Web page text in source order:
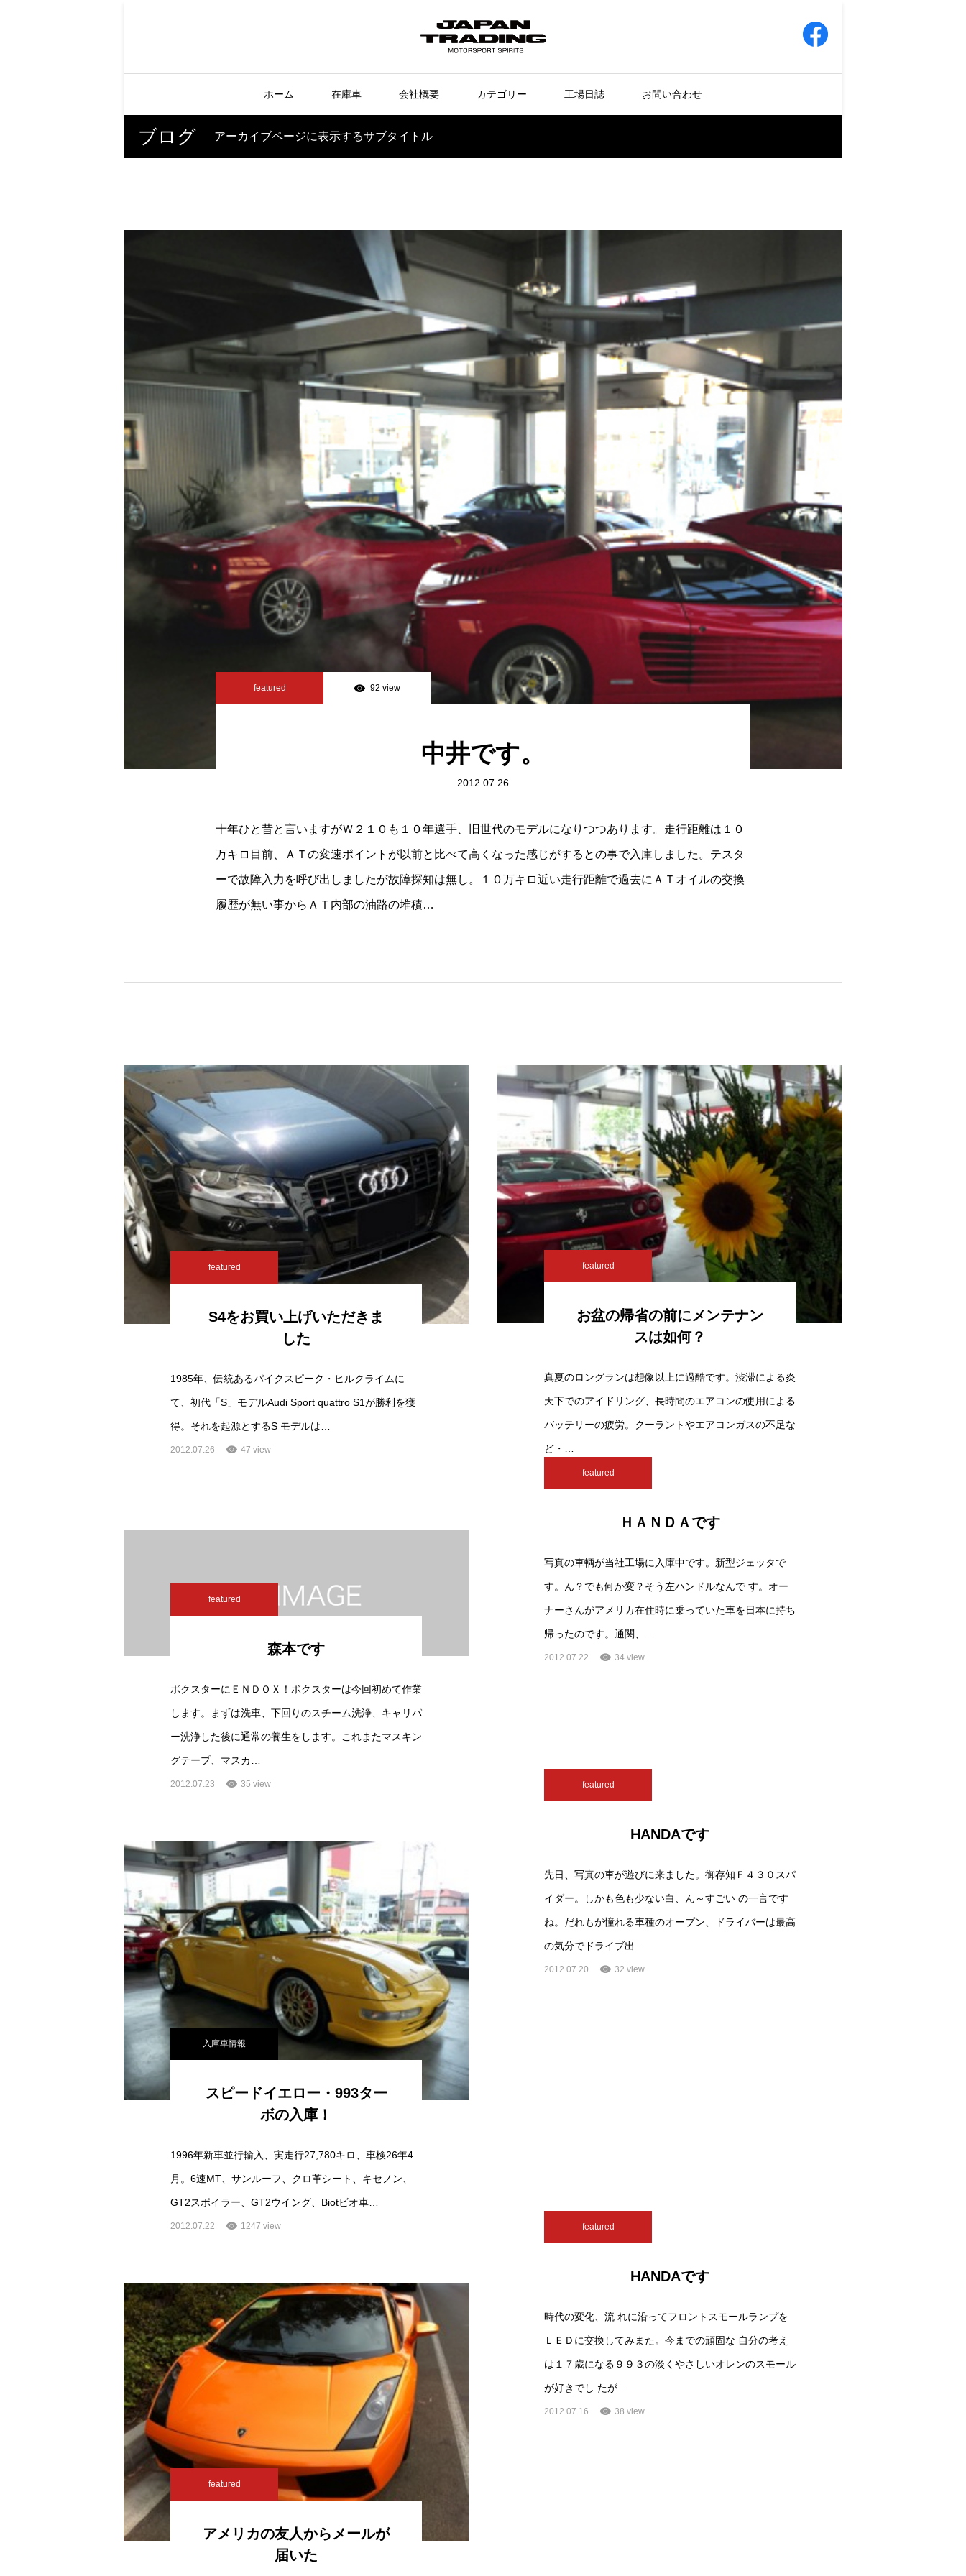
ホーム 在庫車 会社概要 カテゴリー 工場日誌 お問い合わせ
ブログ アーカイブページに表示するサブタイトル
featured 92 view
中井です。
2012.07.26
十年ひと昔と言いますがＷ２１０も１０年選手、旧世代のモデルになりつつあります。走行距離は１０
万キロ目前、ＡＴの変速ポイントが以前と比べて高くなった感じがするとの事で入庫しました。テスタ
ーで故障入力を呼び出しましたが故障探知は無し。１０万キロ近い走行距離で過去にＡＴオイルの交換
履歴が無い事からＡＴ内部の油路の堆積…
featured
S4をお買い上げいただきま
した
1985年、伝統あるパイクスピーク・ヒルクライムに
て、初代「S」モデルAudi Sport quattro S1が勝利を獲
得。それを起源とするS モデルは…
2012.07.26 47 view
featured
お盆の帰省の前にメンテナン
スは如何？
真夏のロングランは想像以上に過酷です。渋滞による炎
天下でのアイドリング、長時間のエアコンの使用による
バッテリーの疲労。クーラントやエアコンガスの不足な
ど・…
2012.07.25
featured
森本です
ボクスターにＥＮＤＯＸ！ボクスターは今回初めて作業
します。まずは洗車、下回りのスチーム洗浄、キャリパ
ー洗浄した後に通常の養生をします。これまたマスキン
グテープ、マスカ…
2012.07.23 35 view
featured
ＨＡＮＤＡです
写真の車輌が当社工場に入庫中です。新型ジェッタで
す。ん？でも何か変？そう左ハンドルなんで す。オー
ナーさんがアメリカ在住時に乗っていた車を日本に持ち
帰ったのです。通関、…
2012.07.22 34 view
入庫車情報
スピードイエロー・993ター
ボの入庫！
1996年新車並行輸入、実走行27,780キロ、車検26年4
月。6速MT、サンルーフ、クロ革シート、キセノン、
GT2スポイラー、GT2ウイング、Biotビオ車…
2012.07.22 1247 view
featured
HANDAです
先日、写真の車が遊びに来ました。御存知Ｆ４３０スパ
イダー。しかも色も少ない白、ん～すごい の一言です
ね。だれもが憧れる車種のオープン、ドライバーは最高
の気分でドライブ出…
2012.07.20 32 view
featured
アメリカの友人からメールが
届いた
featured
HANDAです
時代の変化、流 れに沿ってフロントスモールランプを
ＬＥＤに交換してみまた。今までの頑固な 自分の考え
は１７歳になる９９３の淡くやさしいオレンのスモール
が好きでし たが…
2012.07.16 38 view